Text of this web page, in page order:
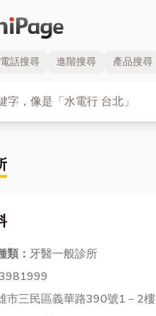
電話搜尋 進階搜尋 產品搜尋
類： 牙醫一般診所
市三民區義華路390號1－2樓